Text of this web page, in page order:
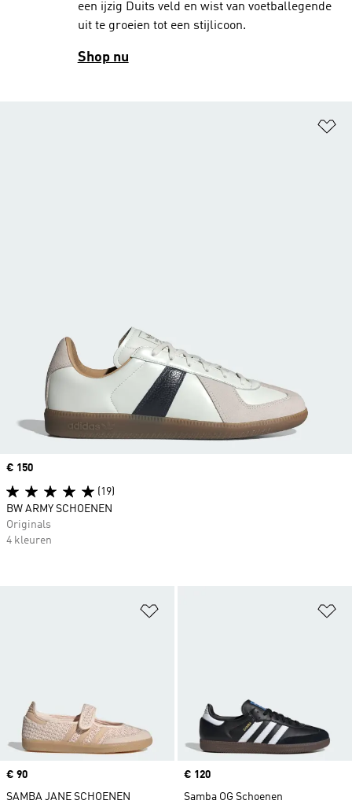
Price
€ 90
SAMBA JANE SCHOENEN
Price
€ 120
Samba OG Schoenen
Price
€ 150
(19)
BW ARMY SCHOENEN
Originals
4 kleuren
een ijzig Duits veld en wist van voetballegende
uit te groeien tot een stijlicoon.
Shop nu